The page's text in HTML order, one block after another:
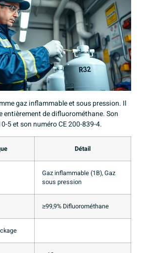
gaz inflammable et sous pression. Il
entièrement de difluorométhane. Son
5 et son numéro CE 200-839-4.
Détail
Gaz inflammable (1B), Gaz
sous pression
≥99,9% Difluorométhane